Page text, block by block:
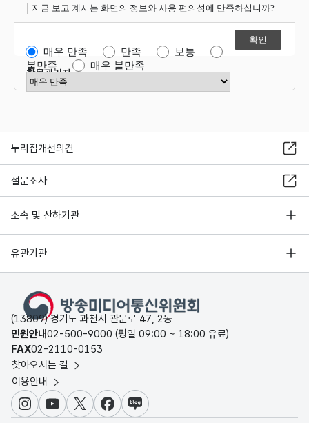
지금 보고 계시는 화면의 정보와 사용 편의성에 만족하십니까?
매우 만족 만족
보통
불만족
매우 불만족
만족도 점수 선택
항목관리자
누리집개선의견
설문조사
소속 및 산하기관
유관기관
(13809) 경기도 과천시 관문로 47, 2동
민원안내02-500-9000 (평일 09:00 ~ 18:00 유료)
FAX02-2110-0153
찾아오시는 길
이용안내
인스타그램
유튜브X 페이스북
블로그